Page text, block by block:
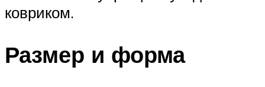
ковриком.
Размер и форма